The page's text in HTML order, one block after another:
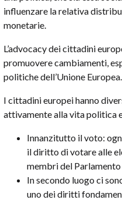
influenzare la relativa
monetarie.
L’advocacy dei cittadini
promuovere cambiamenti,
politiche dell’Unione Europea.
I cittadini europei hanno
attivamente alla vita politica
Innanzitutto il voto:
il diritto di votare alle
membri del
In secondo luogo ci
uno dei diritti